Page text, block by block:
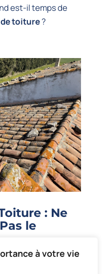
à votre vie
est-il temps de
toiture?
: Ne
le
se manifestent,